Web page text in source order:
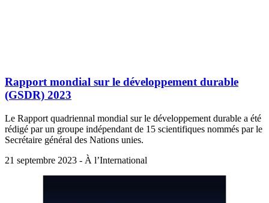
Rapport mondial sur le développement durable
(GSDR) 2023
Le Rapport quadriennal mondial sur le développement durable a été
rédigé par un groupe indépendant de 15 scientifiques nommés par le
Secrétaire général des Nations unies.
21 septembre 2023 - À l’International